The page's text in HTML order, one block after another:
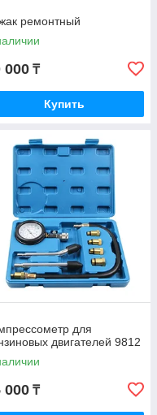
ассортимент
назначения, а
материалы и
Представленные в
ведущими
AUTOBOSS. Мы
товара, поэтому
и долгий срок службы.
ремонтный
000 ₸
Купить
для
двигателей 9812
000 ₸